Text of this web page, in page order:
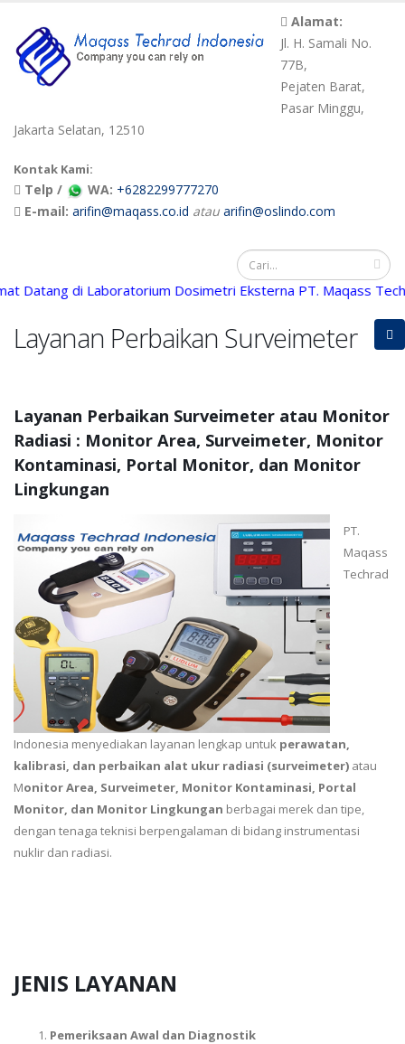
Alamat:
Jl. H. Samali No.
77B,
Pejaten Barat,
Pasar Minggu,
Jakarta Selatan, 12510
Kontak Kami:
Telp / WA: +6282299777270
E-mail: arifin@maqass.co.id atau arifin@oslindo.com
di Laboratorium Dosimetri Eksterna PT. Maqass
Layanan Perbaikan Surveimeter
Layanan Perbaikan Surveimeter atau Monitor
Radiasi : Monitor Area, Surveimeter, Monitor
Kontaminasi, Portal Monitor, dan Monitor
Lingkungan
PT.
Maqass
Techrad
Indonesia menyediakan layanan lengkap untuk perawatan,
kalibrasi, dan perbaikan alat ukur radiasi (surveimeter) atau
Monitor Area, Surveimeter, Monitor Kontaminasi, Portal
Monitor, dan Monitor Lingkungan berbagai merek dan tipe,
dengan tenaga teknisi berpengalaman di bidang instrumentasi
nuklir dan radiasi.
JENIS LAYANAN
Pemeriksaan Awal dan Diagnostik